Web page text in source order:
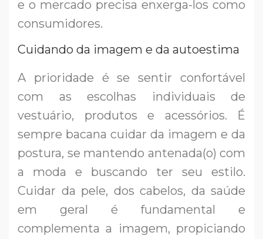
e o mercado precisa enxerga-los como
consumidores.
Cuidando da imagem e da autoestima
A prioridade é se sentir confortável
com as escolhas individuais de
vestuário, produtos e acessórios. É
sempre bacana cuidar da imagem e da
postura, se mantendo antenada(o) com
a moda e buscando ter seu estilo.
Cuidar da pele, dos cabelos, da saúde
em geral é fundamental e
complementa a imagem, propiciando